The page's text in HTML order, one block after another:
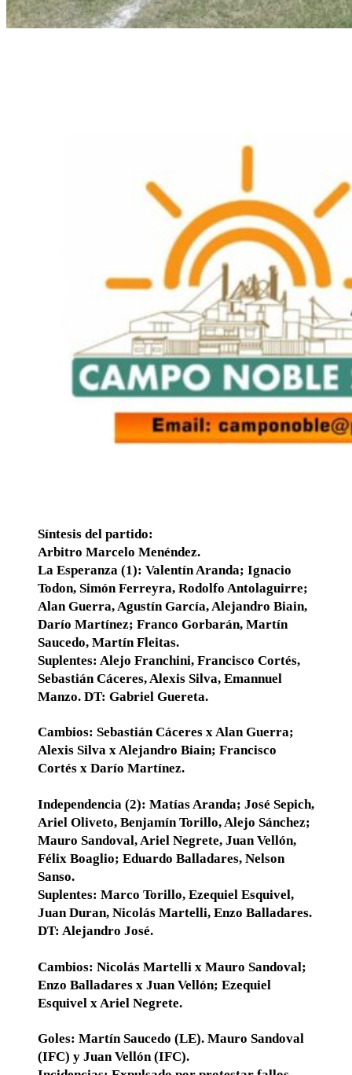
Síntesis del partido:
Arbitro Marcelo Menéndez.
La Esperanza (1): Valentín Aranda; Ignacio
Todon, Simón Ferreyra, Rodolfo Antolaguirre;
Alan Guerra, Agustín García, Alejandro Biain,
Darío Martínez; Franco Gorbarán, Martín
Saucedo, Martín Fleitas.
Suplentes: Alejo Franchini, Francisco Cortés,
Sebastián Cáceres, Alexis Silva, Emannuel
Manzo. DT: Gabriel Guereta.
Cambios: Sebastián Cáceres x Alan Guerra;
Alexis Silva x Alejandro Biain; Francisco
Cortés x Darío Martínez.
Independencia (2): Matías Aranda; José Sepich,
Ariel Oliveto, Benjamín Torillo, Alejo Sánchez;
Mauro Sandoval, Ariel Negrete, Juan Vellón,
Félix Boaglio; Eduardo Balladares, Nelson
Sanso.
Suplentes: Marco Torillo, Ezequiel Esquivel,
Juan Duran, Nicolás Martelli, Enzo Balladares.
DT: Alejandro José.
Cambios: Nicolás Martelli x Mauro Sandoval;
Enzo Balladares x Juan Vellón; Ezequiel
Esquivel x Ariel Negrete.
Goles: Martín Saucedo (LE). Mauro Sandoval
(IFC) y Juan Vellón (IFC).